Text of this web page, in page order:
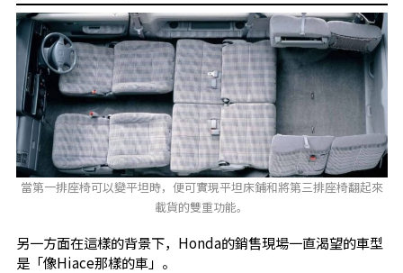
當第一排座椅可以變平坦時，便可實現平坦床鋪和將第三排座椅翻起來
載貨的雙重功能。
另一方面在這樣的背景下，Honda的銷售現場一直渴望的車型
是「像Hiace那樣的車」。